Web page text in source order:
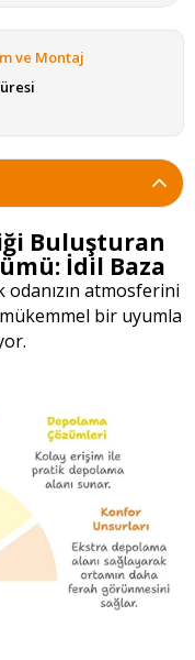
ve Montaj
Buluşturan
İdil Baza
odanızın atmosferini
bir uyumla